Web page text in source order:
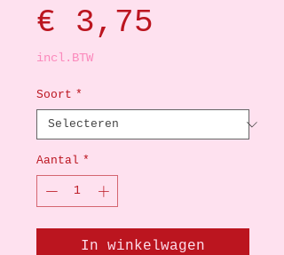
€ 3,75
incl.BTW
Soort *
Aantal *
In winkelwagen